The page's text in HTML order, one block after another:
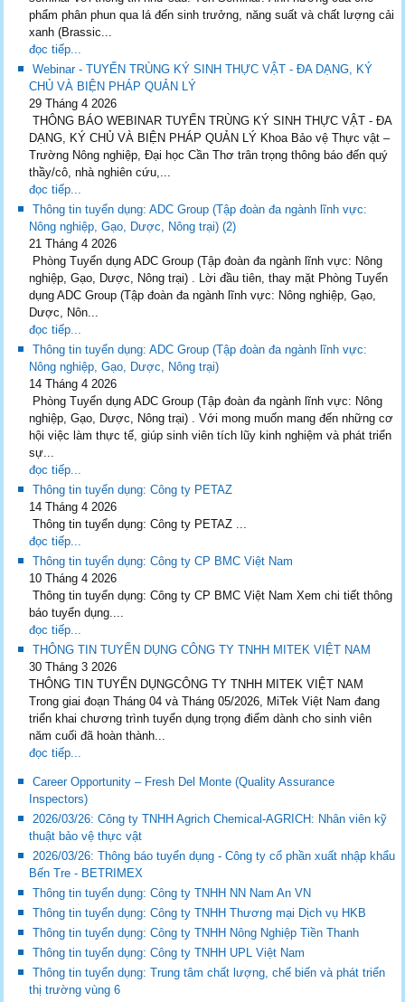
phẩm phân phun qua lá đến sinh trưởng, năng suất và chất lượng cải
xanh (Brassic...
đọc tiếp...
Webinar - TUYẾN TRÙNG KÝ SINH THỰC VẬT - ĐA DẠNG, KÝ
CHỦ VÀ BIỆN PHÁP QUẢN LÝ
29 Tháng 4 2026
THÔNG BÁO WEBINAR TUYẾN TRÙNG KÝ SINH THỰC VẬT - ĐA
DẠNG, KÝ CHỦ VÀ BIỆN PHÁP QUẢN LÝ Khoa Bảo vệ Thực vật –
Trường Nông nghiệp, Đại học Cần Thơ trân trọng thông báo đến quý
thầy/cô, nhà nghiên cứu,...
đọc tiếp...
Thông tin tuyển dụng: ADC Group (Tập đoàn đa ngành lĩnh vực:
Nông nghiệp, Gạo, Dược, Nông trại) (2)
21 Tháng 4 2026
Phòng Tuyển dụng ADC Group (Tập đoàn đa ngành lĩnh vực: Nông
nghiệp, Gạo, Dược, Nông trại) . Lời đầu tiên, thay mặt Phòng Tuyển
dụng ADC Group (Tập đoàn đa ngành lĩnh vực: Nông nghiệp, Gạo,
Dược, Nôn...
đọc tiếp...
Thông tin tuyển dụng: ADC Group (Tập đoàn đa ngành lĩnh vực:
Nông nghiệp, Gạo, Dược, Nông trại)
14 Tháng 4 2026
Phòng Tuyển dụng ADC Group (Tập đoàn đa ngành lĩnh vực: Nông
nghiệp, Gạo, Dược, Nông trại) . Với mong muốn mang đến những cơ
hội việc làm thực tế, giúp sinh viên tích lũy kinh nghiệm và phát triển
sự...
đọc tiếp...
Thông tin tuyển dụng: Công ty PETAZ
14 Tháng 4 2026
Thông tin tuyển dụng: Công ty PETAZ ...
đọc tiếp...
Thông tin tuyển dụng: Công ty CP BMC Việt Nam
10 Tháng 4 2026
Thông tin tuyển dụng: Công ty CP BMC Việt Nam Xem chi tiết thông
báo tuyển dụng....
đọc tiếp...
THÔNG TIN TUYỂN DỤNG CÔNG TY TNHH MITEK VIỆT NAM
30 Tháng 3 2026
THÔNG TIN TUYỂN DỤNGCÔNG TY TNHH MITEK VIỆT NAM
Trong giai đoạn Tháng 04 và Tháng 05/2026, MiTek Việt Nam đang
triển khai chương trình tuyển dụng trọng điểm dành cho sinh viên
năm cuối đã hoàn thành...
đọc tiếp...
Career Opportunity – Fresh Del Monte (Quality Assurance
Inspectors)
2026/03/26: Công ty TNHH Agrich Chemical-AGRICH: Nhân viên kỹ
thuật bảo vệ thực vật
2026/03/26: Thông báo tuyển dụng - Công ty cổ phần xuất nhập khẩu
Bến Tre - BETRIMEX
Thông tin tuyển dụng: Công ty TNHH NN Nam An VN
Thông tin tuyển dụng: Công ty TNHH Thương mại Dịch vụ HKB
Thông tin tuyển dụng: Công ty TNHH Nông Nghiệp Tiền Thanh
Thông tin tuyển dụng: Công ty TNHH UPL Việt Nam
Thông tin tuyển dụng: Trung tâm chất lượng, chế biến và phát triển
thị trường vùng 6